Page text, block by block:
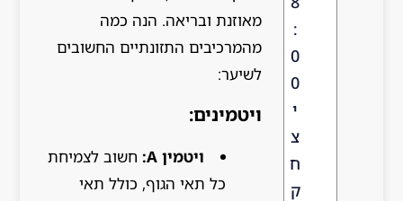
:
0
0
י
צ
ח
ק
מאוזנת ובריאה. הנה כמה
מהמרכיבים התזונתיים החשובים
לשיער:
ויטמינים:
ויטמין A:
חשוב לצמיחת
כל תאי הגוף, כולל תאי